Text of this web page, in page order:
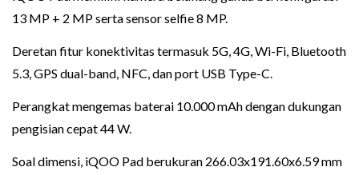
13 MP + 2 MP serta sensor selfie 8 MP.
Deretan fitur konektivitas termasuk 5G, 4G, Wi-Fi, Bluetooth
5.3, GPS dual-band, NFC, dan port USB Type-C.
Perangkat mengemas baterai 10.000 mAh dengan dukungan
pengisian cepat 44 W.
Soal dimensi, iQOO Pad berukuran 266.03x191.60x6.59 mm